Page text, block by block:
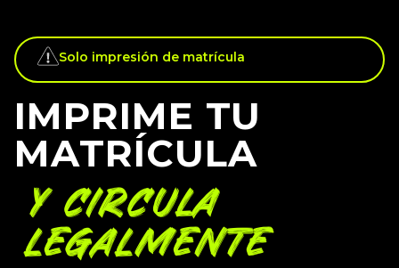
Solo impresión de matrícula
IMPRIME TU
MATRÍCULA
Y CIRCULA
LEGALMENTE